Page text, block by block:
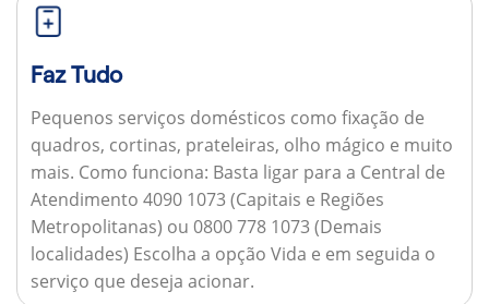
Faz Tudo
Pequenos serviços domésticos como fixação de
quadros, cortinas, prateleiras, olho mágico e muito
mais. Como funciona: Basta ligar para a Central de
Atendimento 4090 1073 (Capitais e Regiões
Metropolitanas) ou 0800 778 1073 (Demais
localidades) Escolha a opção Vida e em seguida o
serviço que deseja acionar.